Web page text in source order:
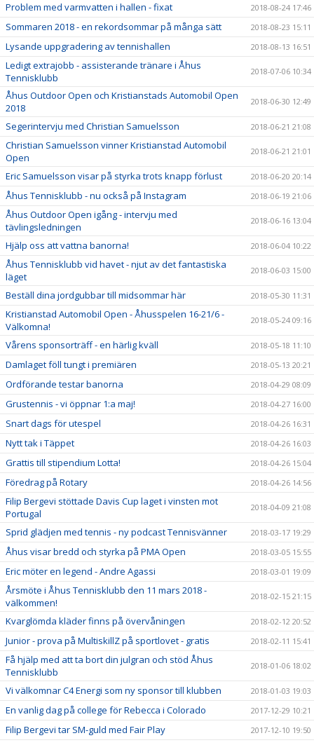
Problem med varmvatten i hallen - fixat 2018-08-24 17:46
Sommaren 2018 - en rekordsommar på många sätt 2018-08-23 15:11
Lysande uppgradering av tennishallen 2018-08-13 16:51
Ledigt extrajobb - assisterande tränare i Åhus
Tennisklubb
2018-07-06 10:34
Åhus Outdoor Open och Kristianstads Automobil Open
2018
2018-06-30 12:49
Segerintervju med Christian Samuelsson 2018-06-21 21:08
Christian Samuelsson vinner Kristianstad Automobil
Open
2018-06-21 21:01
Eric Samuelsson visar på styrka trots knapp förlust 2018-06-20 20:14
Åhus Tennisklubb - nu också på Instagram 2018-06-19 21:06
Åhus Outdoor Open igång - intervju med
tävlingsledningen
2018-06-16 13:04
Hjälp oss att vattna banorna! 2018-06-04 10:22
Åhus Tennisklubb vid havet - njut av det fantastiska
läget
2018-06-03 15:00
Beställ dina jordgubbar till midsommar här 2018-05-30 11:31
Kristianstad Automobil Open - Åhusspelen 16-21/6 -
Välkomna!
2018-05-24 09:16
Vårens sponsorträff - en härlig kväll 2018-05-18 11:10
Damlaget föll tungt i premiären 2018-05-13 20:21
Ordförande testar banorna 2018-04-29 08:09
Grustennis - vi öppnar 1:a maj! 2018-04-27 16:00
Snart dags för utespel 2018-04-26 16:31
Nytt tak i Täppet 2018-04-26 16:03
Grattis till stipendium Lotta! 2018-04-26 15:04
Föredrag på Rotary 2018-04-26 14:56
Filip Bergevi stöttade Davis Cup laget i vinsten mot
Portugal
2018-04-09 21:08
Sprid glädjen med tennis - ny podcast Tennisvänner 2018-03-17 19:29
Åhus visar bredd och styrka på PMA Open 2018-03-05 15:55
Eric möter en legend - Andre Agassi 2018-03-01 19:09
Årsmöte i Åhus Tennisklubb den 11 mars 2018 -
välkommen!
2018-02-15 21:15
Kvarglömda kläder finns på övervåningen 2018-02-12 20:52
Junior - prova på MultiskillZ på sportlovet - gratis 2018-02-11 15:41
Få hjälp med att ta bort din julgran och stöd Åhus
Tennisklubb
2018-01-06 18:02
Vi välkomnar C4 Energi som ny sponsor till klubben 2018-01-03 19:03
En vanlig dag på college för Rebecca i Colorado 2017-12-29 10:21
Filip Bergevi tar SM-guld med Fair Play 2017-12-10 19:50